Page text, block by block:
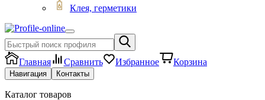
Клея, герметики
Главная Сравнить Избранное Корзина
Навигация Контакты
Каталог товаров